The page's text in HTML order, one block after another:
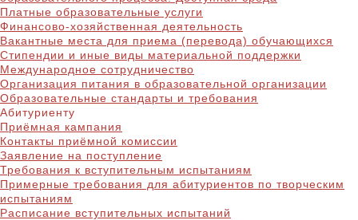
Платные образовательные услуги
Финансово-хозяйственная деятельность
Вакантные места для приема (перевода) обучающихся
Стипендии и иные виды материальной поддержки
Международное сотрудничество
Организация питания в образовательной организации
Образовательные стандарты и требования
Абитуриенту
Приёмная кампания
Контакты приёмной комиссии
Заявление на поступление
Требования к вступительным испытаниям
Примерные требования для абитуриентов по творческим
испытаниям
Расписание вступительных испытаний